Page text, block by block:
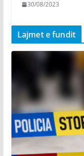
30/08/2023
Lajmet e fundit